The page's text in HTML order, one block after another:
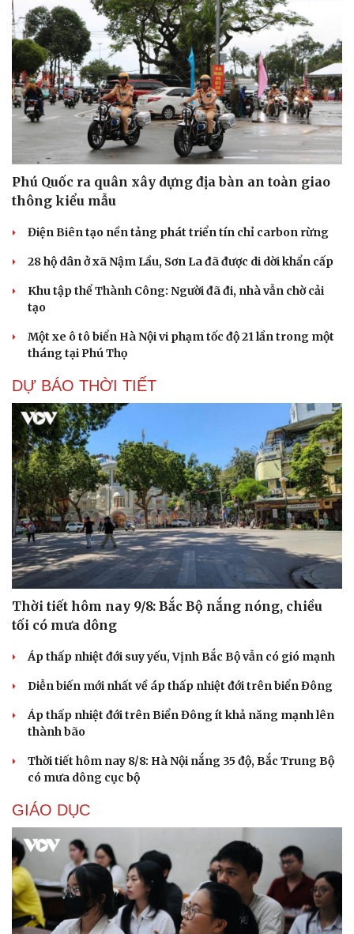
Săn Tour
check-in
Đọc truyện đêm khuya
Cửa sổ tình yêu
Kể chuyện cho bé
Hạt giống tâm hồn
Phú Quốc ra quân xây dựng địa bàn an toàn giao
thông kiểu mẫu
Điện Biên tạo nền tảng phát triển tín chỉ carbon rừng
28 hộ dân ở xã Nậm Lầu, Sơn La đã được di dời khẩn cấp
Khu tập thể Thành Công: Người đã đi, nhà vẫn chờ cải
tạo
Một xe ô tô biển Hà Nội vi phạm tốc độ 21 lần trong một
tháng tại Phú Thọ
DỰ BÁO THỜI TIẾT
Thời tiết hôm nay 9/8: Bắc Bộ nắng nóng, chiều
tối có mưa dông
Áp thấp nhiệt đới suy yếu, Vịnh Bắc Bộ vẫn có gió mạnh
Diễn biến mới nhất về áp thấp nhiệt đới trên biển Đông
Áp thấp nhiệt đới trên Biển Đông ít khả năng mạnh lên
thành bão
Thời tiết hôm nay 8/8: Hà Nội nắng 35 độ, Bắc Trung Bộ
có mưa dông cục bộ
GIÁO DỤC